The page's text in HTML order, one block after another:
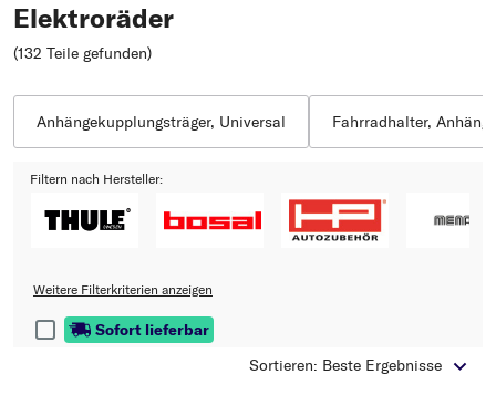
Wo finde ich die?
Oder Fahrzeugauswahl nach Kriterien:
Hersteller wählen
Modell wählen
Typ wählen
Elektroräder
(132 Teile gefunden)
Anhängekupplungsträger, Universal Fahrradhalter,
Filtern nach Hersteller:
Weitere Filterkriterien anzeigen
Sofort lieferbar
Sortieren: Beste Ergebnisse